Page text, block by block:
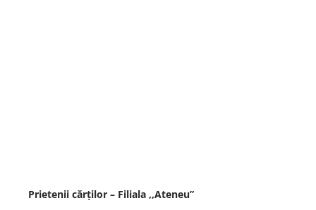
Prietenii cărților – Filiala ,,Ateneu”